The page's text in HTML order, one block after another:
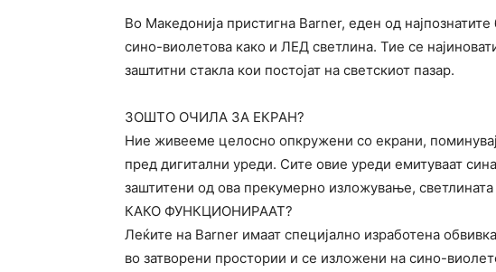
Во Македонија пристигна Barner, еден од
сино-виолетова какo и ЛЕД светлина. Тие се
заштитни стакла кои постојат на светскиот пазар.
ЗОШТО ОЧИЛА ЗА ЕКРАН?
Ние живееме целосно опкружени со екрани,
пред дигитални уреди. Сите овие уреди емитуваат
заштитени од ова прекумерно изложување,
КАКО ФУНКЦИОНИРААТ?
Леќите на Barner имаат специјално изработена
во затворени простории и се изложени на сино-